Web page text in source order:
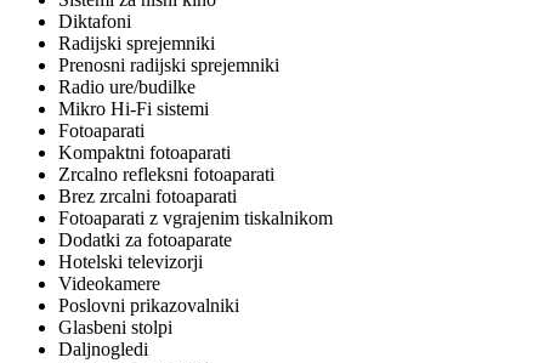
Diktafoni
Radijski sprejemniki
Prenosni radijski sprejemniki
Radio ure/budilke
Mikro Hi-Fi sistemi
Fotoaparati
Kompaktni fotoaparati
Zrcalno refleksni fotoaparati
Brez zrcalni fotoaparati
Fotoaparati z vgrajenim tiskalnikom
Dodatki za fotoaparate
Hotelski televizorji
Videokamere
Poslovni prikazovalniki
Glasbeni stolpi
Daljnogledi